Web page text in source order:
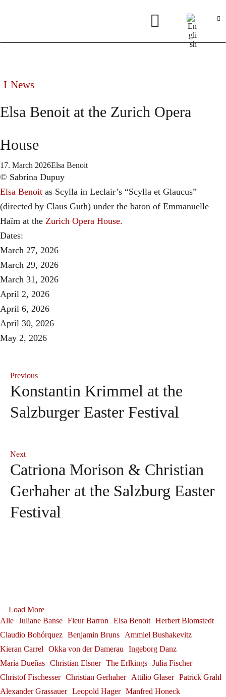
News
Elsa Benoit at the Zurich Opera
House
17. March 2026Elsa Benoit
© Sabrina Dupuy
Elsa Benoit as Scylla in Leclair’s “Scylla et Glaucus”
(directed by Claus Guth) under the baton of Emmanuelle
Haïm at the Zurich Opera House.
Dates:
March 27, 2026
March 29, 2026
March 31, 2026
April 2, 2026
April 6, 2026
April 30, 2026
May 2, 2026
Previous
Konstantin Krimmel at the
Salzburger Easter Festival
Next
Catriona Morison & Christian
Gerhaher at the Salzburg Easter
Festival
Salzburg Festival
Festival Internacional de
Santander
Franz-Josef Selig
Federal Cross of Merit on
Ribbon
Gerold Huber
Alexander Grassauer in
Bayreuth
Alexander Grassauer
Georg Zeppenfeld at the
Bayreuth Festival
Georg Zeppenfeld
Julia Fischer at
Neuschwanstein Castle
Julia Fischer
Load More
Alle Juliane Banse Fleur Barron Elsa Benoit Herbert Blomstedt
Claudio Bohórquez Benjamin Bruns
Ammiel Bushakevitz
Kieran Carrel
Okka von der Damerau
Ingeborg Danz
María Dueñas Christian Elsner The Erlkings Julia Fischer
Christof Fischesser Christian Gerhaher Attilio Glaser Patrick Grahl
Alexander Grassauer Leopold Hager Manfred Honeck